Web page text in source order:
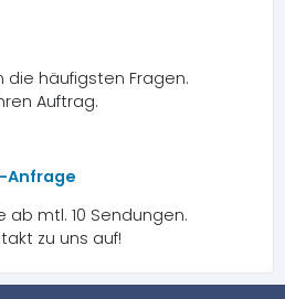
häufigsten Fragen.
Auftrag.
Anfrage
ab mtl. 10 Sendungen.
zu uns auf!